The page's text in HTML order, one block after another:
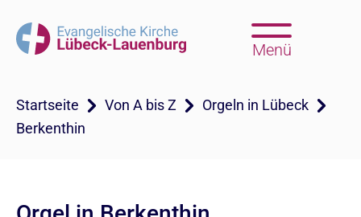
Menü
Startseite Von A bis Z
Orgeln in Lübeck
Berkenthin